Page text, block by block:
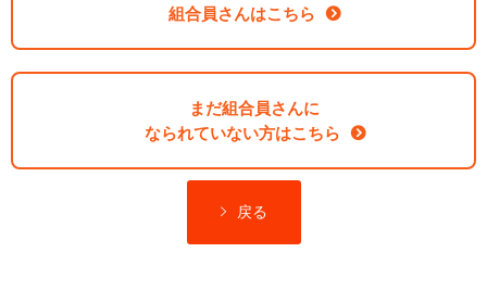
組合員さんはこちら
まだ組合員さんに
なられていない方はこちら
戻る